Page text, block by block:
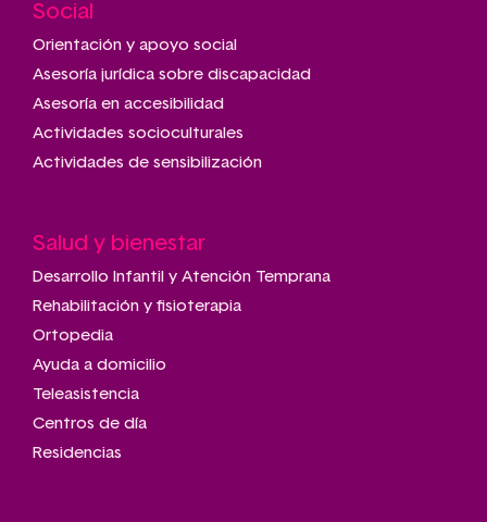
Main
navigation
Social
Orientación y apoyo social
Asesoría jurídica sobre discapacidad
Asesoría en accesibilidad
Actividades socioculturales
Actividades de sensibilización
Salud y bienestar
Desarrollo Infantil y Atención Temprana
Rehabilitación y fisioterapia
Ortopedia
Ayuda a domicilio
Teleasistencia
Centros de día
Residencias